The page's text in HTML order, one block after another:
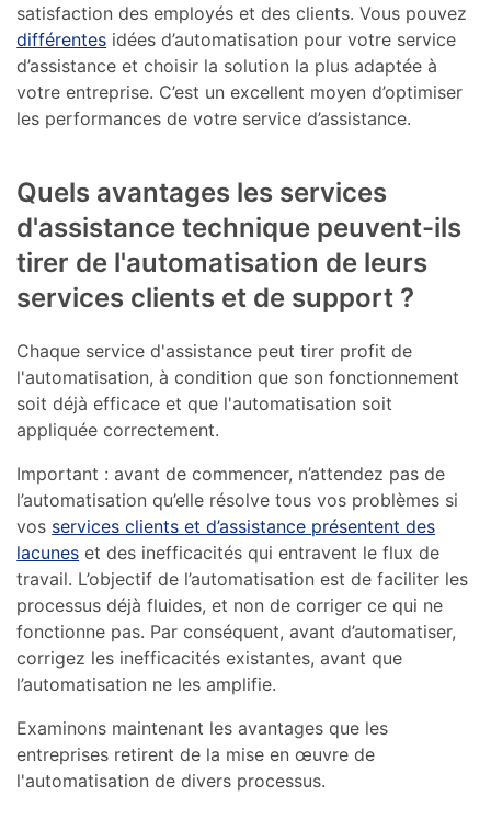
satisfaction des employés et des clients. Vous pouvez
différentes idées d’automatisation pour votre service
d’assistance et choisir la solution la plus adaptée à
votre entreprise. C’est un excellent moyen d’optimiser
les performances de votre service d’assistance.
Quels avantages les services
d'assistance technique peuvent-ils
tirer de l'automatisation de leurs
services clients et de support ?
Chaque service d'assistance peut tirer profit de
l'automatisation, à condition que son fonctionnement
soit déjà efficace et que l'automatisation soit
appliquée correctement.
Important : avant de commencer, n’attendez pas de
l’automatisation qu’elle résolve tous vos problèmes si
vos services clients et d’assistance présentent des
lacunes et des inefficacités qui entravent le flux de
travail. L’objectif de l’automatisation est de faciliter les
processus déjà fluides, et non de corriger ce qui ne
fonctionne pas. Par conséquent, avant d’automatiser,
corrigez les inefficacités existantes, avant que
l’automatisation ne les amplifie.
Examinons maintenant les avantages que les
entreprises retirent de la mise en œuvre de
l'automatisation de divers processus.